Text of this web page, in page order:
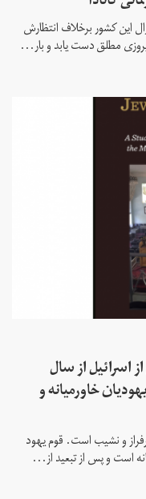
این کشور برخلاف انتظارش
پیروزی مطلق دست یابد و بار...
اسرائیل از سال
خاورمیانه و
و نشیب است. قوم یهود
است و پس از تبعید از...